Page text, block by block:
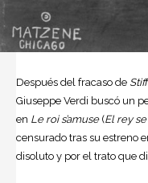
Después del fracaso de
Giuseppe Verdi buscó un
en Le roi s’amuse(El rey
censurado tras su estreno
disoluto y por el trato que